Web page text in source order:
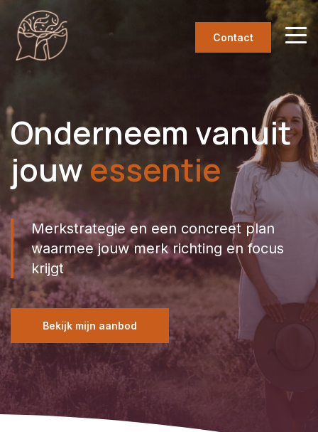
Contact
Onderneem vanuit
jouw purpose
Merkstrategie en een concreet plan
waarmee jouw merk richting en focus
krijgt
Bekijk mijn aanbod